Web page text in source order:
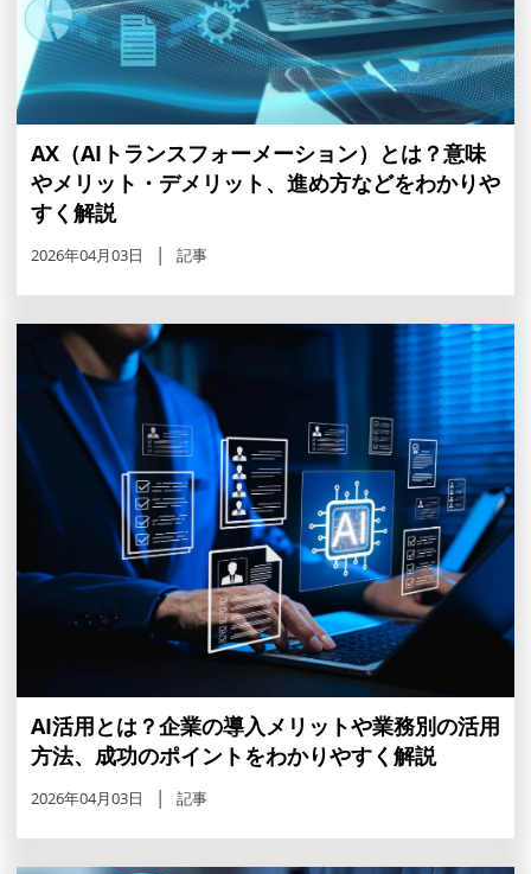
AX（AIトランスフォーメーション）とは？意味
やメリット・デメリット、進め方などをわかりや
すく解説
2026年04月03日 記事
AI活用とは？企業の導入メリットや業務別の活用
方法、成功のポイントをわかりやすく解説
2026年04月03日 記事